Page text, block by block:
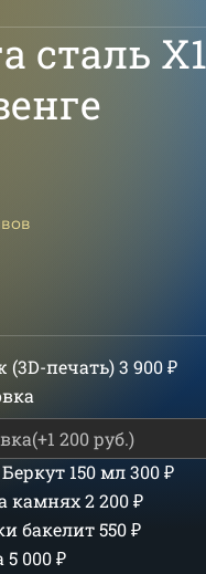
сталь
печать)3 900₽
150 мл300₽
камнях2 200₽
бакелит550₽
5 000₽